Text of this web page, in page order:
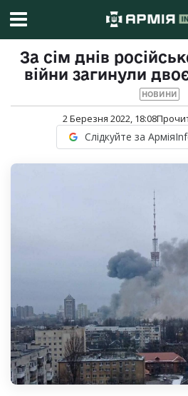
За сім днів
війни загинули
НОВИНИ
2 Березня 2022, 18:08
Слідкуйте за